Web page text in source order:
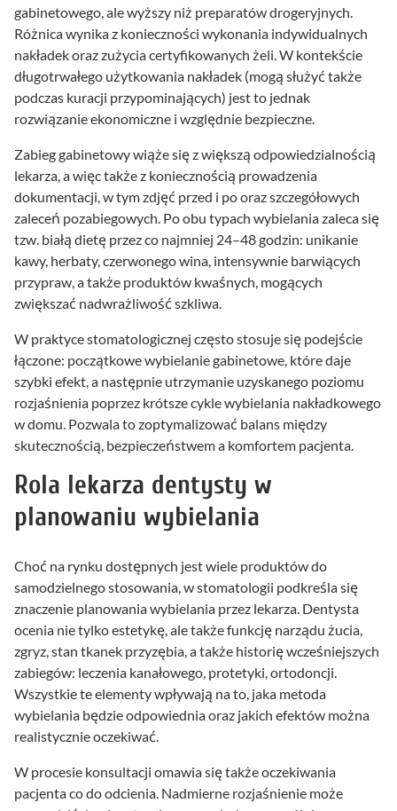
gabinetowego, ale wyższy niż preparatów drogeryjnych.
Różnica wynika z konieczności wykonania indywidualnych
nakładek oraz zużycia certyfikowanych żeli. W kontekście
długotrwałego użytkowania nakładek (mogą służyć także
podczas kuracji przypominających) jest to jednak
rozwiązanie ekonomiczne i względnie bezpieczne.
Zabieg gabinetowy wiąże się z większą odpowiedzialnością
lekarza, a więc także z koniecznością prowadzenia
dokumentacji, w tym zdjęć przed i po oraz szczegółowych
zaleceń pozabiegowych. Po obu typach wybielania zaleca się
tzw. białą dietę przez co najmniej 24–48 godzin: unikanie
kawy, herbaty, czerwonego wina, intensywnie barwiących
przypraw, a także produktów kwaśnych, mogących
zwiększać nadwrażliwość szkliwa.
W praktyce stomatologicznej często stosuje się podejście
łączone: początkowe wybielanie gabinetowe, które daje
szybki efekt, a następnie utrzymanie uzyskanego poziomu
rozjaśnienia poprzez krótsze cykle wybielania nakładkowego
w domu. Pozwala to zoptymalizować balans między
skutecznością, bezpieczeństwem a komfortem pacjenta.
Rola lekarza dentysty w
planowaniu wybielania
Choć na rynku dostępnych jest wiele produktów do
samodzielnego stosowania, w stomatologii podkreśla się
znaczenie planowania wybielania przez lekarza. Dentysta
ocenia nie tylko estetykę, ale także funkcję narządu żucia,
zgryz, stan tkanek przyzębia, a także historię wcześniejszych
zabiegów: leczenia kanałowego, protetyki, ortodoncji.
Wszystkie te elementy wpływają na to, jaka metoda
wybielania będzie odpowiednia oraz jakich efektów można
realistycznie oczekiwać.
W procesie konsultacji omawia się także oczekiwania
pacjenta co do odcienia. Nadmierne rozjaśnienie może